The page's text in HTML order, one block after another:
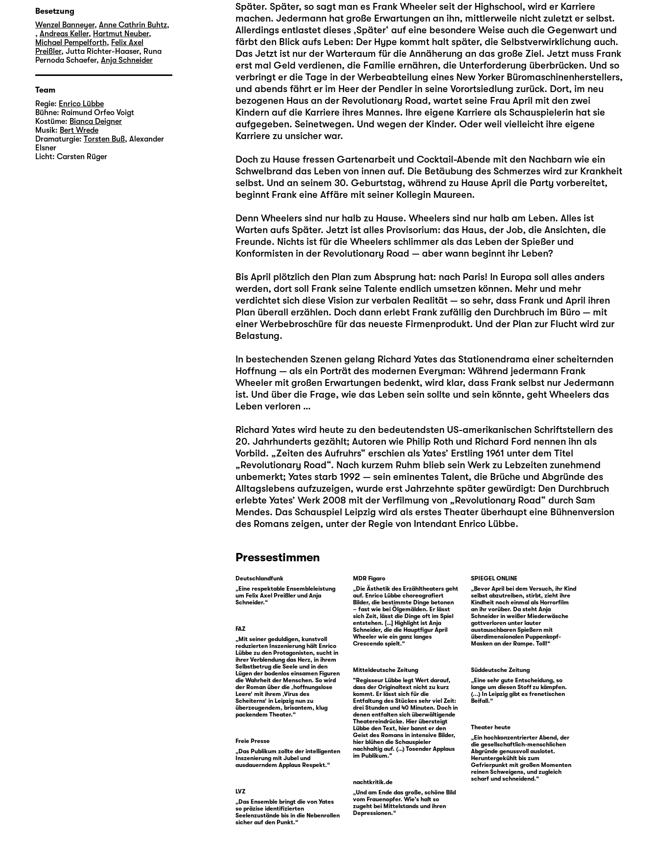
Später. Später, so sagt man es Frank Wheeler seit der Highschool, wird er Karriere
machen. Jedermann hat große Erwartungen an ihn, mittlerweile nicht zuletzt er selbst.
Allerdings entlastet dieses ‚Später‘ auf eine besondere Weise auch die Gegenwart und
färbt den Blick aufs Leben: Der Hype kommt halt später, die Selbstverwirklichung auch.
Das Jetzt ist nur der Warteraum für die Annäherung an das große Ziel. Jetzt muss Frank
erst mal Geld verdienen, die Familie ernähren, die Unterforderung überbrücken. Und so
verbringt er die Tage in der Werbeabteilung eines New Yorker Büromaschinenherstellers,
und abends fährt er im Heer der Pendler in seine Vorortsiedlung zurück. Dort, im neu
bezogenen Haus an der Revolutionary Road, wartet seine Frau April mit den zwei
Kindern auf die Karriere ihres Mannes. Ihre eigene Karriere als Schauspielerin hat sie
aufgegeben. Seinetwegen. Und wegen der Kinder. Oder weil vielleicht ihre eigene
Karriere zu unsicher war.
Doch zu Hause fressen Gartenarbeit und Cocktail-Abende mit den Nachbarn wie ein
Schwelbrand das Leben von innen auf. Die Betäubung des Schmerzes wird zur Krankheit
selbst. Und an seinem 30. Geburtstag, während zu Hause April die Party vorbereitet,
beginnt Frank eine Affäre mit seiner Kollegin Maureen.
Denn Wheelers sind nur halb zu Hause. Wheelers sind nur halb am Leben. Alles ist
Warten aufs Später. Jetzt ist alles Provisorium: das Haus, der Job, die Ansichten, die
Freunde. Nichts ist für die Wheelers schlimmer als das Leben der Spießer und
Konformisten in der Revolutionary Road — aber wann beginnt ihr Leben?
Bis April plötzlich den Plan zum Absprung hat: nach Paris! In Europa soll alles anders
werden, dort soll Frank seine Talente endlich umsetzen können. Mehr und mehr
verdichtet sich diese Vision zur verbalen Realität — so sehr, dass Frank und April ihren
Plan überall erzählen. Doch dann erlebt Frank zufällig den Durchbruch im Büro — mit
einer Werbebroschüre für das neueste Firmenprodukt. Und der Plan zur Flucht wird zur
Belastung.
In bestechenden Szenen gelang Richard Yates das Stationendrama einer scheiternden
Hoffnung — als ein Porträt des modernen Everyman: Während jedermann Frank
Wheeler mit großen Erwartungen bedenkt, wird klar, dass Frank selbst nur Jedermann
ist. Und über die Frage, wie das Leben sein sollte und sein könnte, geht Wheelers das
Leben verloren …
Richard Yates wird heute zu den bedeutendsten US-amerikanischen Schriftstellern des
20. Jahrhunderts gezählt; Autoren wie Philip Roth und Richard Ford nennen ihn als
Vorbild. „Zeiten des Aufruhrs“ erschien als Yates’ Erstling 1961 unter dem Titel
„Revolutionary Road“. Nach kurzem Ruhm blieb sein Werk zu Lebzeiten zunehmend
unbemerkt; Yates starb 1992 — sein eminentes Talent, die Brüche und Abgründe des
Alltagslebens aufzuzeigen, wurde erst Jahrzehnte später gewürdigt: Den Durchbruch
erlebte Yates’ Werk 2008 mit der Verfilmung von „Revolutionary Road“ durch Sam
Mendes. Das Schauspiel Leipzig wird als erstes Theater überhaupt eine Bühnenversion
des Romans zeigen, unter der Regie von Intendant Enrico Lübbe.
Pressestimmen
Deutschlandfunk
„Eine respektable Ensembleleistung
um Felix Axel Preißler und Anja
Schneider.“
FAZ
„Mit seiner geduldigen, kunstvoll
reduzierten Inszenierung hält Enrico
Lübbe zu den Protagonisten, sucht in
ihrer Verblendung das Herz, in ihrem
Selbstbetrug die Seele und in den
Lügen der bodenlos einsamen Figuren
die Wahrheit der Menschen. So wird
der Roman über die ‚hoffnungslose
Leere‘ mit ihrem ‚Virus des
Scheiterns‘ in Leipzig nun zu
überzeugendem, brisantem, klug
packendem Theater.“
Freie Presse
„Das Publikum zollte der intelligenten
Inszenierung mit Jubel und
ausdauerndem Applaus Respekt.“
LVZ
„Das Ensemble bringt die von Yates
so präzise identifizierten
Seelenzustände bis in die Nebenrollen
sicher auf den Punkt.“
MDR Figaro
„Die Ästhetik des Erzähltheaters geht
auf. Enrico Lübbe choreografiert
Bilder, die bestimmte Dinge betonen
– fast wie bei Ölgemälden. Er lässt
sich Zeit, lässt die Dinge oft im Spiel
entstehen. […] Highlight ist Anja
Schneider, die die Hauptfigur April
Wheeler wie ein ganz langes
Crescendo spielt.“
Mitteldeutsche Zeitung
"Regisseur Lübbe legt Wert darauf,
dass der Originaltext nicht zu kurz
kommt. Er lässt sich für die
Entfaltung des Stückes sehr viel Zeit:
drei Stunden und 40 Minuten. Doch in
denen entfalten sich überwältigende
Theatereindrücke. Hier übersteigt
Lübbe den Text, hier bannt er den
Geist des Romans in intensive Bilder,
hier blühen die Schauspieler
nachhaltig auf. (…) Tosender Applaus
im Publikum."
nachtkritik.de
„Und am Ende das große, schöne Bild
vom Frauenopfer. Wie's halt so
zugeht bei Mittelstands und ihren
Depressionen.“
SPIEGEL ONLINE
„Bevor April bei dem Versuch, ihr Kind
selbst abzutreiben, stirbt, zieht ihre
Kindheit noch einmal als Horrorfilm
an ihr vorüber. Da steht Anja
Schneider in weißer Miederwäsche
gottverloren unter lauter
austauschbaren Spießern mit
überdimensionalen Puppenkopf-
Masken an der Rampe. Toll!“
Süddeutsche Zeitung
„Eine sehr gute Entscheidung, so
lange um diesen Stoff zu kämpfen.
(...) In Leipzig gibt es frenetischen
Beifall.“
Theater heute
„Ein hochkonzentrierter Abend, der
die gesellschaftlich-menschlichen
Abgründe genussvoll auslotet.
Heruntergekühlt bis zum
Gefrierpunkt mit großen Momenten
reinen Schweigens, und zugleich
scharf und schneidend.“
Besetzung
Wenzel Banneyer, Anne Cathrin Buhtz,
, Andreas Keller, Hartmut Neuber,
Michael Pempelforth, Felix Axel
Preißler, Jutta Richter-Haaser, Runa
Pernoda Schaefer, Anja Schneider
Team
Regie: Enrico Lübbe
Bühne: Raimund Orfeo Voigt
Kostüme: Bianca Deigner
Musik: Bert Wrede
Dramaturgie: Torsten Buß, Alexander
Elsner
Licht: Carsten Rüger